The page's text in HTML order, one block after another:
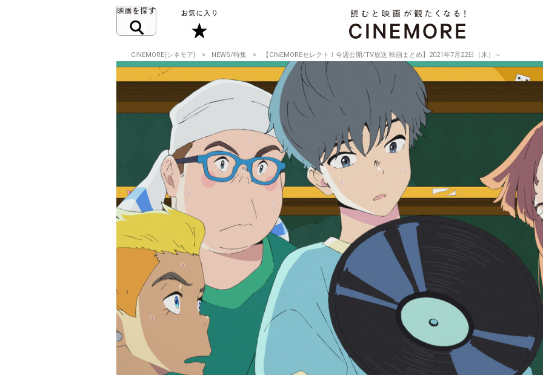
CINEMORE(シネモア) NEWS/特集 【CINEMOREセレクト！今週公開/TV放送 映画まとめ】2021年7月22日（木）～